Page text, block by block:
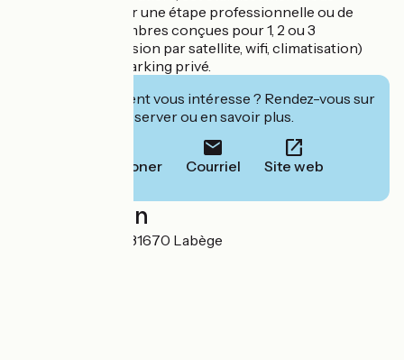
accueille 7j/7 pour une étape professionnelle ou de
détente. Des chambres conçues pour 1, 2 ou 3
personnes (télévision par satellite, wifi, climatisation)
vous attendent. Parking privé.
Cet établissement vous intéresse ? Rendez-vous sur
leur site pour réserver ou en savoir plus.
Téléphoner Courriel Site web
Localisation
120 Rue Garance 31670 Labège